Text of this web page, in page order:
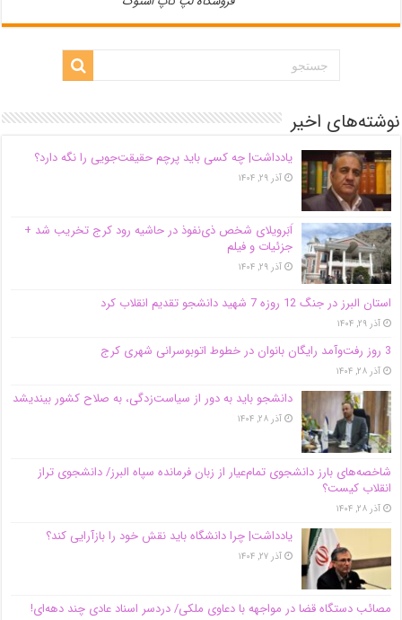
نوشته‌های اخیر
یادداشت| ‌چه کسی باید پرچم حقیقت‌جویی را نگه دارد؟
آذر ۲۹, ۱۴۰۴
اَبَر‌ویلای شخص ذی‌نفوذ در حاشیه‌ رود کرج تخریب شد +
جزئیات و فیلم
آذر ۲۹, ۱۴۰۴
استان البرز در جنگ 12 روزه 7 شهید دانشجو تقدیم انقلاب کرد
آذر ۲۹, ۱۴۰۴
3 روز رفت‌وآمد رایگان بانوان در خطوط اتوبوسرانی شهری کرج
آذر ۲۸, ۱۴۰۴
دانشجو باید به دور از سیاست‌زدگی، به صلاح کشور بیندیشد
آذر ۲۸, ۱۴۰۴
شاخصه‌های بارز دانشجوی تمام‌عیار از زبان فرمانده سپاه البرز/ دانشجوی تراز
انقلاب کیست؟
آذر ۲۸, ۱۴۰۴
یادداشت| چرا دانشگاه باید نقش خود را بازآرایی کند؟
آذر ۲۷, ۱۴۰۴
مصائب دستگاه قضا در مواجهه با دعاوی ملکی/ دردسر اسناد عادی چند‌ دهه‌ای!